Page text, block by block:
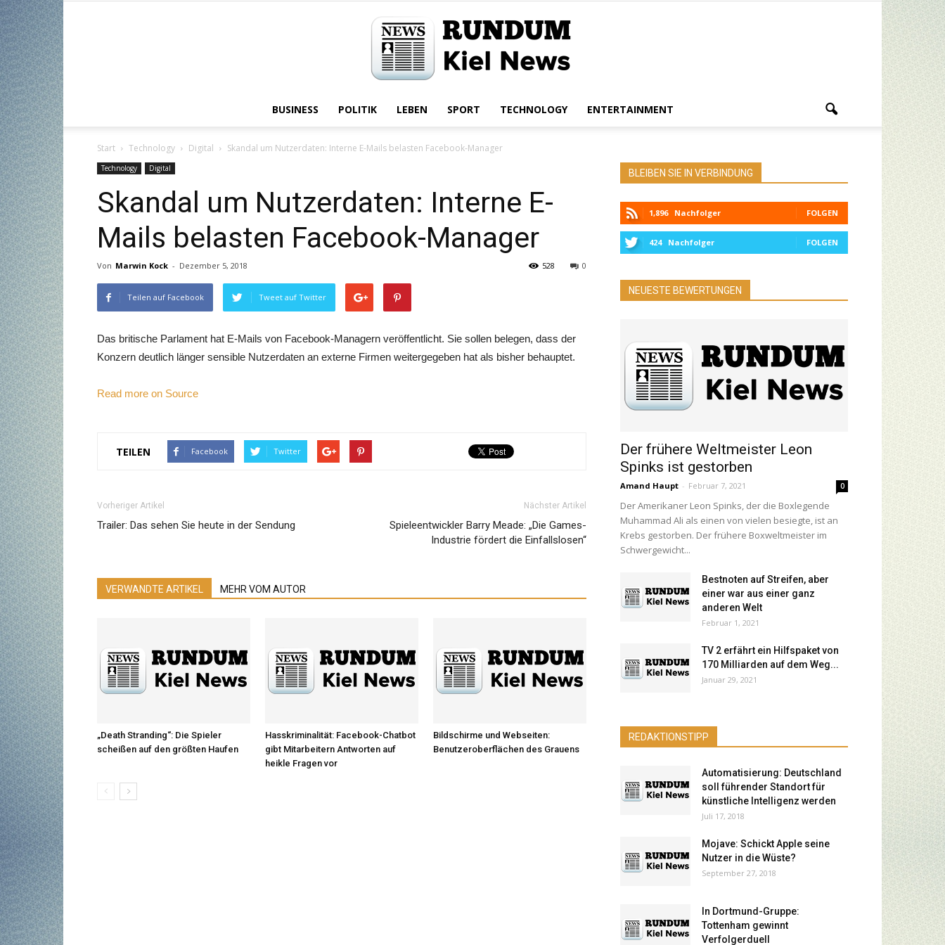
BUSINESS POLITIK LEBEN SPORT TECHNOLOGY ENTERTAINMENT
Start Technology Digital Skandal um Nutzerdaten: Interne E-Mails belasten Facebook-Manager
Technology Digital
Skandal um Nutzerdaten: Interne E-
Mails belasten Facebook-Manager
Von Marwin Kock - Dezember 5, 2018 0
528
Teilen auf Facebook Tweet auf Twitter
Das britische Parlament hat E-Mails von Facebook-Managern veröffentlicht. Sie sollen belegen, dass der
Konzern deutlich länger sensible Nutzerdaten an externe Firmen weitergegeben hat als bisher behauptet.
Read more on Source
TEILEN Facebook Twitter
Vorheriger Artikel
Trailer: Das sehen Sie heute in der Sendung
Nächster Artikel
Spieleentwickler Barry Meade: „Die Games-
Industrie fördert die Einfallslosen“
VERWANDTE ARTIKEL MEHR VOM AUTOR
„Death Stranding“: Die Spieler
scheißen auf den größten Haufen
Hasskriminalität: Facebook-Chatbot
gibt Mitarbeitern Antworten auf
heikle Fragen vor
Bildschirme und Webseiten:
Benutzeroberflächen des Grauens
BLEIBEN SIE IN VERBINDUNG
1,896 Nachfolger FOLGEN
424 Nachfolger FOLGEN
NEUESTE BEWERTUNGEN
Der frühere Weltmeister Leon
Spinks ist gestorben
Amand Haupt - Februar 7, 2021 0
Der Amerikaner Leon Spinks, der die Boxlegende
Muhammad Ali als einen von vielen besiegte, ist an
Krebs gestorben. Der frühere Boxweltmeister im
Schwergewicht...
Bestnoten auf Streifen, aber
einer war aus einer ganz
anderen Welt
Februar 1, 2021
TV 2 erfährt ein Hilfspaket von
170 Milliarden auf dem Weg...
Januar 29, 2021
REDAKTIONSTIPP
Automatisierung: Deutschland
soll führender Standort für
künstliche Intelligenz werden
Juli 17, 2018
Mojave: Schickt Apple seine
Nutzer in die Wüste?
September 27, 2018
In Dortmund-Gruppe:
Tottenham gewinnt
Verfolgerduell